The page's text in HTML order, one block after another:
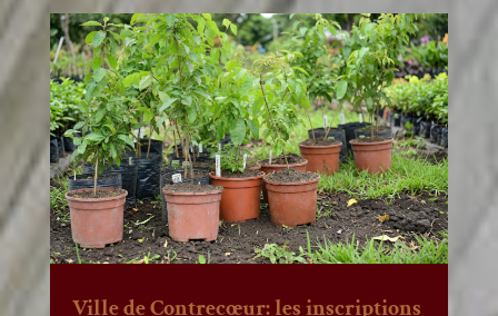
Ville de Contrecœur: les inscriptions